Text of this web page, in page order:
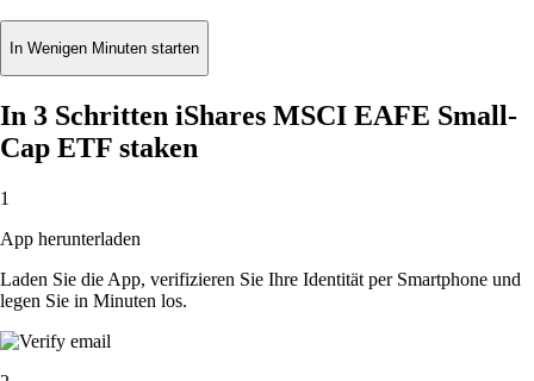
In Wenigen Minuten starten
In 3 Schritten iShares MSCI EAFE Small-
Cap ETF staken
1
App herunterladen
Laden Sie die App, verifizieren Sie Ihre Identität per Smartphone und
legen Sie in Minuten los.